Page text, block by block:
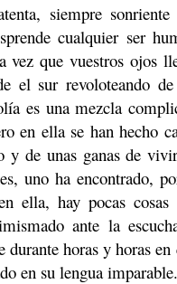
siempre
cualquier ser
vez que vuestros ojos
el sur revoloteando
es una mezcla
en ella se han hecho
y de unas ganas de
uno ha encontrado,
ella, hay pocas
ante la
durante horas y horas
en su lengua imparable.